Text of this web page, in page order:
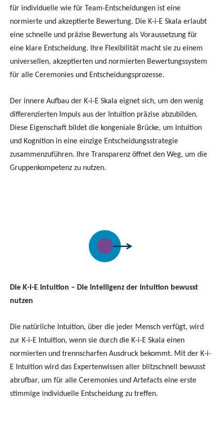
für individuelle wie für Team-Entscheidungen ist eine
normierte und akzeptierte Bewertung. Die K-i-E Skala erlaubt
eine schnelle und präzise Bewertung als Voraussetzung für
eine klare Entscheidung. Ihre Flexibilität macht sie zu einem
universellen, akzeptierten und normierten Bewertungssystem
für alle Ceremonies und Entscheidungsprozesse.
Der innere Aufbau der K-i-E Skala eignet sich, um den wenig
differenzierten Impuls aus der Intuition präzise abzubilden.
Diese Eigenschaft bildet die kongeniale Brücke, um Intuition
und Kognition in eine einzige Entscheidungsstrategie
zusammenzuführen. Ihre Transparenz öffnet den Weg, um die
Gruppenkompetenz zu nutzen.
Die K-i-E Intuition – Die Intelligenz der Intuition bewusst
nutzen
Die natürliche Intuition, über die jeder Mensch verfügt, wird
zur K-i-E Intuition, wenn sie durch die K-i-E Skala einen
normierten und trennscharfen Ausdruck bekommt. Mit der K-i-
E Intuition wird das Expertenwissen aller blitzschnell bewusst
abrufbar, um für alle Ceremonies und Artefacts eine erste
stimmige individuelle Entscheidung zu treffen.